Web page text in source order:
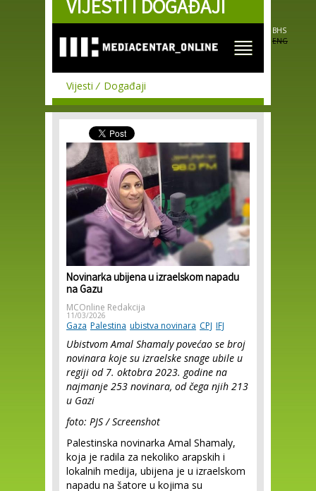
Skip to
main
VIJESTI I DOGAĐAJI
BHS
ENG
Vijesti Događaji
Novinarka ubijena u izraelskom napadu
na Gazu
MCOnline Redakcija
11/03/2026
Gaza Palestina ubistva novinara CPJ IFJ
Ubistvom Amal Shamaly povećao se broj
novinara koje su izraelske snage ubile u
regiji od 7. oktobra 2023. godine na
najmanje 253 novinara, od čega njih 213
u Gazi
foto: PJS /Screenshot
Palestinska novinarka Amal Shamaly,
koja je radila za nekoliko arapskih i
lokalnih medija, ubijena je u izraelskom
napadu na šatore u kojima su